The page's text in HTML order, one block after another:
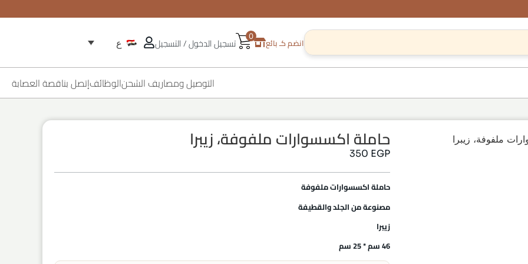
انضم كـ بائع 0 تسجيل الدخول / التسجيل ع
التوصيل ومصاريف الشحنالوظائفإتصل بناقصة العصابة
ملفوفة، زيبرا حاملة اكسسوارات ملفوفة، زيبرا
350 EGP
حاملة اكسسوارات ملفوفة
مصنوعة من الجلد والقطيفة
زيبرا
46 سم * 25 سم